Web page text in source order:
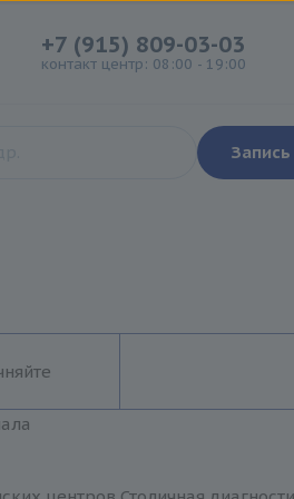
+7 (915) 809-03-03
контакт центр: 08:00 - 19:00